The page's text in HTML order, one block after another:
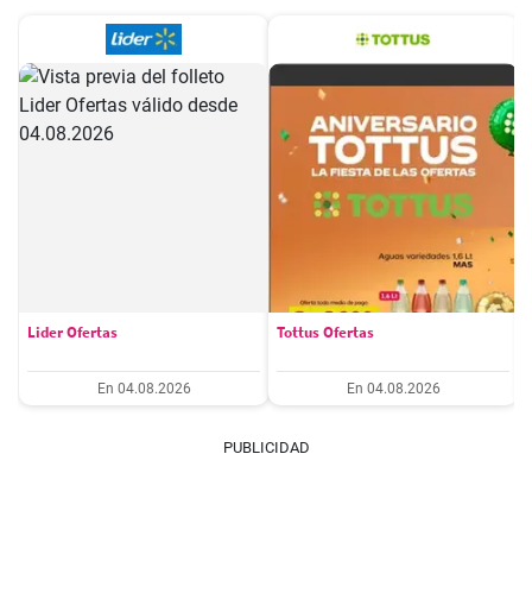
Lider Ofertas
En 04.08.2026
Tottus Ofertas
En 04.08.2026
PUBLICIDAD